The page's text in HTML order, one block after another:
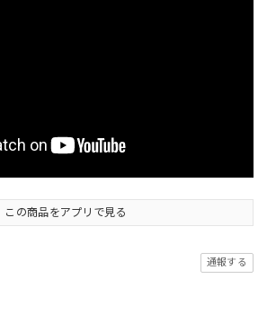
この商品をアプリで見る
通報する